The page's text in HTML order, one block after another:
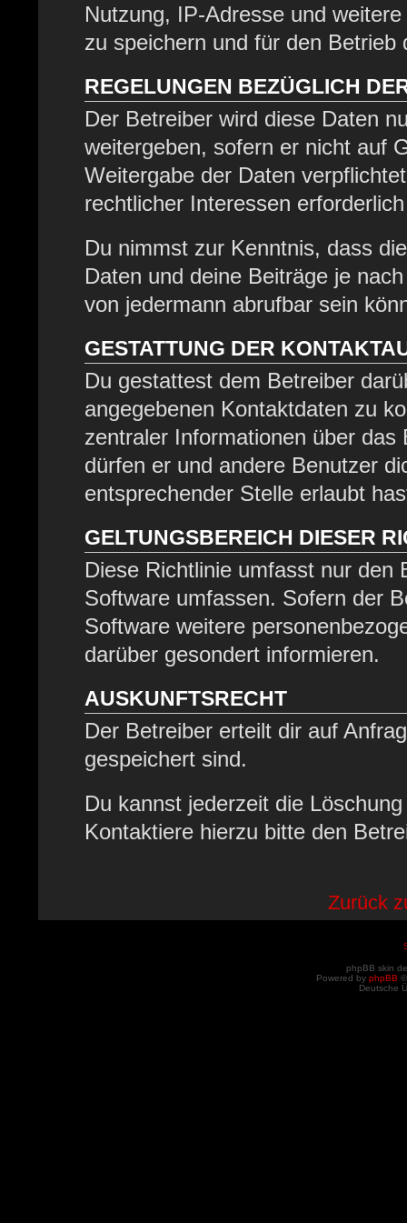
Nutzung, IP-Adresse und
zu speichern und für den Betrieb
REGELUNGEN BEZÜGLICH
Der Betreiber wird diese Daten
weitergeben, sofern er nicht auf
Weitergabe der Daten
rechtlicher Interessen
Du nimmst zur Kenntnis, dass
Daten und deine Beiträge je
von jedermann abrufbar sein
GESTATTUNG DER
Du gestattest dem Betreiber
angegebenen Kontaktdaten zu
zentraler Informationen über
dürfen er und andere Benutzer
entsprechender Stelle erlaubt
GELTUNGSBEREICH DIESER
Diese Richtlinie umfasst nur den
Software umfassen. Sofern der
Software weitere
darüber gesondert informieren.
AUSKUNFTSRECHT
Der Betreiber erteilt dir auf
gespeichert sind.
Du kannst jederzeit die
Kontaktiere hierzu bitte den
Zurück
phpBB skin
Powered by phpBB
Deutsche